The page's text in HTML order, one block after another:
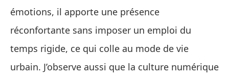
émotions, il apporte une présence
réconfortante sans imposer un emploi du
temps rigide, ce qui colle au mode de vie
urbain. J’observe aussi que la culture numérique